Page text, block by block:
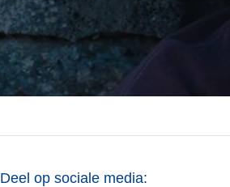
Deel op sociale media: